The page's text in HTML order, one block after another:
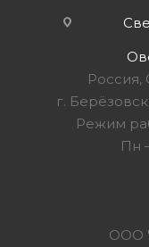
Россия,
г.
Режим
Пн
ООО